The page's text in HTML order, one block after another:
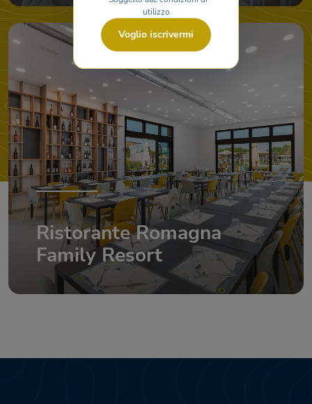
Ristorante Romagna
Family Resort
utilizzo
Voglio iscrivermi